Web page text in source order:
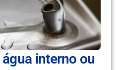
interno ou